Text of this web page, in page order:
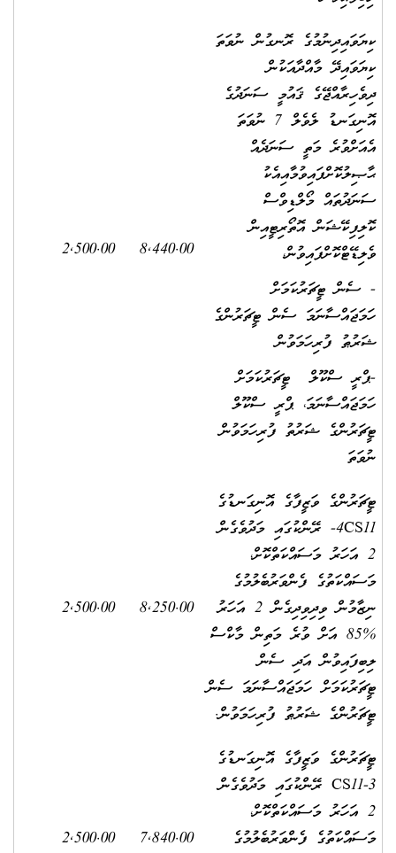
ކިޔަވައިދިނުމުގެ ރޮނގުން ނުވަތަ
ކިޔަވައިދޭ މާއްދާއަކުން
ދިވެހިރާއްޖޭގެ ޤައުމީ ސަނަދުގެ
އޮނިގަނޑު ލެވެލް 7 ނުވަތަ
އެއަށްވުރެ މަތީ ސަނަދެއް
ޙާޞިލުކޮށްފައިވުމާއިއެކު
ސަނަދުތައް މޯލްޑިވްސް
ކޮލިފިކޭޝަން އޮތޯރިޓީއިން
ވެލިޑޭޓްކޮށްފައިވުން،
- ސެން ޓީޗަރުކަމަށް
ހަމަޖައްސާނަމަ ސެން ޓީޗަރުންގެ
ޝަރުޠު ފުރިހަމަވުން
-ޕްރީ ސްކޫލް ޓީޗަރުކަމަށް
ހަމަޖައްސާނަމަ، ޕްރީ ސްކޫލް
ޓީޗަރުންގެ ޝަރުތު ފުރިހަމަވުން
ނުވަތަ
8,440.00
2,500.00
ޓީޗަރުންގެ ވަޒީފާގެ އޮނިގަނޑުގެ
4CS11- ރޭންކުގައި މަދުވެގެން
2 އަހަރު މަސައްކަތްކޮށް،
މަސައްކަތުގެ ފެންވަރުބެލުމުގެ
ނިޒާމުން ވިދިވިދިގެން 2 އަހަރު
%85 އަށް ވުރެ މަތިން މާކްސް
ލިބިފައިވުން އަދި ސެން
ޓީޗަރުކަމަށް ހަމަޖައްސާނަމަ ސެން
ޓީޗަރުންގެ ޝަރުޠު ފުރިހަމަވުން.
8,250.00
2,500.00
ޓީޗަރުންގެ ވަޒީފާގެ އޮނިގަނޑުގެ
CS11-3 ރޭންކުގައި މަދުވެގެން
2 އަހަރު މަސައްކަތްކޮށް،
މަސައްކަތުގެ ފެންވަރުބެލުމުގެ
7,840.00
2,500.00